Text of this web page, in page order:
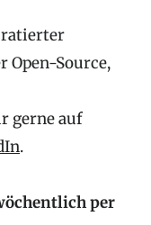
Open-Source,
gerne auf
.
per